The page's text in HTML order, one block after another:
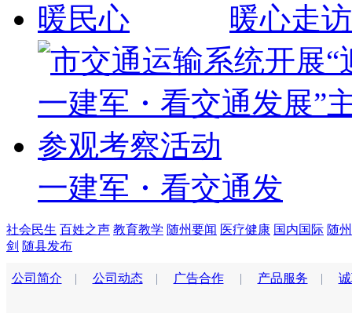
暖心走
一建军・看交通发
社会民生 百姓之声 教育教学 随州要闻 医疗健康 国内国际 随
剑 随县发布
公司简介 | 公司动态| 广告合作| 产品服务 |